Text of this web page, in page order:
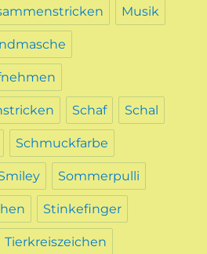
Musik
Schaf Schal
Schmuckfarbe
Sommerpulli
Stinkefinger
Tierkreiszeichen